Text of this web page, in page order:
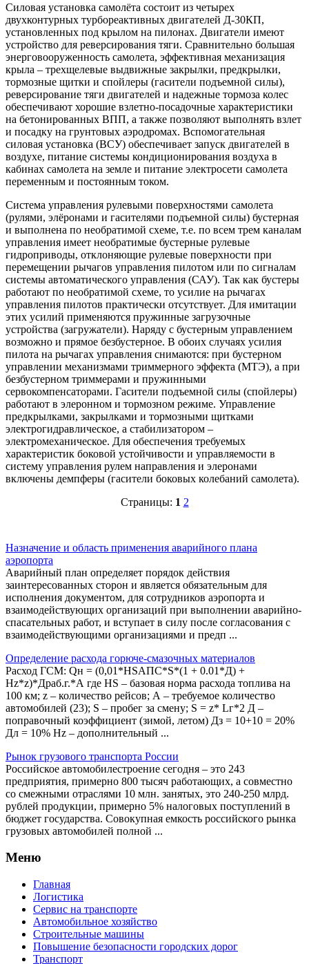
Силовая установка самолёта состоит из четырех
двухконтурных турбореактивных двигателей Д-30КП,
установленных под крылом на пилонах. Двигатели имеют
устройство для реверсирования тяги. Сравнительно большая
энерговооруженность самолета, эффективная механизация
крыла – трехщелевые выдвижные закрылки, предкрылки,
тормозные щитки и спойлеры (гасители подъемной силы),
реверсирование тяги двигателей и надежные тормоза колес
обеспечивают хорошие взлетно-посадочные характеристики
на бетонированных ВПП, а также позволяют выполнять взлет
и посадку на грунтовых аэродромах. Вспомогательная
силовая установка (ВСУ) обеспечивает запуск двигателей в
воздухе, питание системы кондиционирования воздуха в
кабинах самолета на земле и питание электросети самолета
переменным и постоянным током.
Система управления рулевыми поверхностями самолета
(рулями, элёронами и гасителями подъемной силы) бустерная
и выполнена по необратимой схеме, т.е. по всем трем каналам
управления имеет необратимые бустерные рулевые
гидроприводы, отклоняющие рулевые поверхности при
перемещении рычагов управления пилотом или по сигналам
системы автоматического управления (САУ). Так как бустеры
работают по необратимой схеме, то усилие на рычагах
управления пилотов практически отсутствует. Для имитации
этих усилий применяются пружинные загрузочные
устройства (загружатели). Наряду с бустерным управлением
возможно и прямое безбустерное. В обоих случаях усилия
пилота на рычагах управления снимаются: при бустерном
управлении механизмами триммерного эффекта (МТЭ), а при
безбустерном триммерами и пружинными
сервокомпенсаторами. Гасители подъемной силы (спойлеры)
работают в элеронном и тормозном режиме. Управление
предкрылками, закрылками и тормозными щитками
электрогидравлическое, а стабилизатором –
электромеханическое. Для обеспечения требуемых
характеристик боковой устойчивости и управляемости в
систему управления рулем направления и элеронами
включены демпферы (гасители боковых колебаний самолета).
Страницы: 1 2
Назначение и область применения аварийного плана
аэропорта
Аварийный план определяет порядок действия
заинтересованных сторон и является обязательным для
исполнения документом, для сотрудников аэропорта и
взаимодействующих организаций при выполнении аварийно-
спасательных работ, и вступает в силу после согласования с
взаимодействующими организациями и предп ...
Определение расхода горюче-смазочных материалов
Расход ГСМ: Qн = (0,01*НSAПС*S*(1 + 0.01*Д) +
Нz*z)*Драб.г.*А где НS – базовая норма расхода топлива на
100 км; z – количество рейсов; А – требуемое количество
автомобилей (23); S – пробег за смену; S = z* Lг*2 Д –
поправочный коэффициент (зимой, летом) Дз = 10+10 = 20%
Дл = 10% Нz – дополнительный ...
Рынок грузового транспорта России
Российское автомобилестроение сегодня – это 243
предприятия, примерно 800 тысяч работающих, а совместно
со смежными отраслями 10 млн. занятых, это 240-250 млрд.
рублей продукции, примерно 5% налоговых поступлений в
бюджет государства. Совокупная емкость российского рынка
грузовых автомобилей полной ...
Меню
Главная
Логистика
Сервис на транспорте
Автомобильное хозяйство
Строительные машины
Повышение безопасности городских дорог
Транспорт